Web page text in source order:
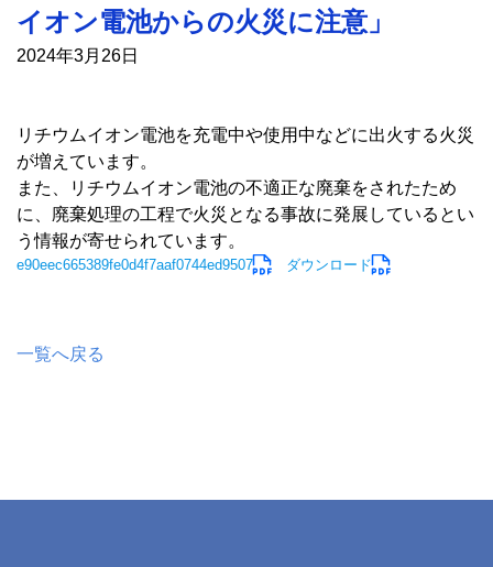
イオン電池からの火災に注意」
2024年3月26日
リチウムイオン電池を充電中や使用中などに出火する火災
が増えています。
また、リチウムイオン電池の不適正な廃棄をされたため
に、廃棄処理の工程で火災となる事故に発展しているとい
う情報が寄せられています。
e90eec665389fe0d4f7aaf0744ed9507 ダウンロード
一覧へ戻る